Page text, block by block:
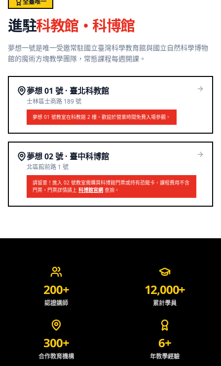
全臺唯一
進駐科教館・科博館
夢想一號是唯一受邀常駐國立臺灣科學教育館與國立自然科學博物
館的魔術方塊教學團隊，常態課程每週開課。
夢想 01 號 · 臺北科教館
士林區士商路 189 號
夢想 01 號教室在科教館 2 樓，歡迎於營業時間免費入場參觀。
夢想 02 號 · 臺中科博館
北區館前路 1 號
請留意！進入 02 號教室需購買科博館門票或持有恐龍卡，課程費用不含
門票，門票詳情請上 科博館官網 查詢。
夢想一號實績與信任
200+
認證講師
12,000+
累計學員
300+
合作教育機構
6+
年教學經驗